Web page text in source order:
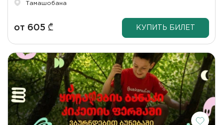
Тамашобана
от 605 ₾ КУПИТЬ БИЛЕТ